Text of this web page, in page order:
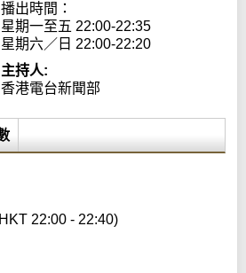
播出時間：
星期一至五 22:00-22:35
星期六／日 22:00-22:20
主持人:
香港電台新聞部
22:00 - 22:40)